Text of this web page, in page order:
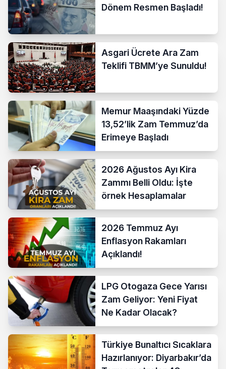
Dönem Resmen Başladı!
Asgari Ücrete Ara Zam
Teklifi TBMM’ye Sunuldu!
Memur Maaşındaki Yüzde
13,52’lik Zam Temmuz’da
Erimeye Başladı
2026 Ağustos Ayı Kira
Zammı Belli Oldu: İşte
örnek Hesaplamalar
2026 Temmuz Ayı
Enflasyon Rakamları
Açıklandı!
LPG Otogaza Gece Yarısı
Zam Geliyor: Yeni Fiyat
Ne Kadar Olacak?
Türkiye Bunaltıcı Sıcaklara
Hazırlanıyor: Diyarbakır’da